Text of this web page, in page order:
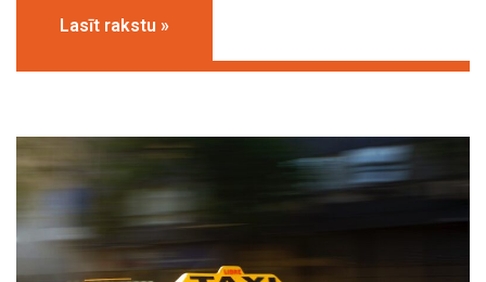
Lasīt rakstu »